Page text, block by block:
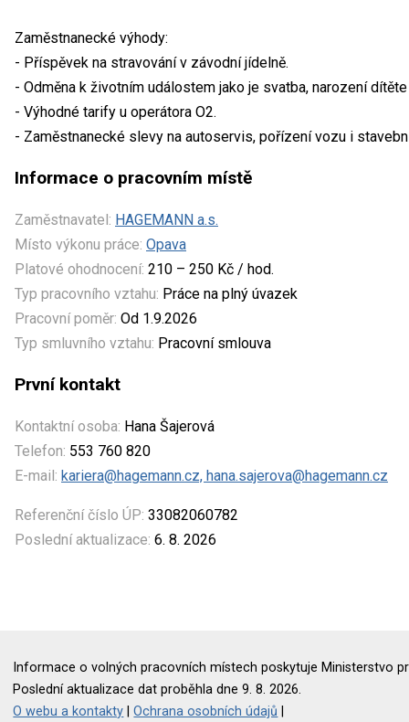
Zaměstnanecké výhody:
- Příspěvek na stravování v závodní jídelně.
- Odměna k životním událostem jako je svatba, narození
- Výhodné tarify u operátora O2.
- Zaměstnanecké slevy na autoservis, pořízení vozu i
Informace o pracovním místě
Zaměstnavatel: HAGEMANN a.s.
Místo výkonu práce: Opava
Platové ohodnocení: 210 – 250 Kč / hod.
Typ pracovního vztahu: Práce na plný úvazek
Pracovní poměr: Od 1.9.2026
Typ smluvního vztahu: Pracovní smlouva
První kontakt
Kontaktní osoba: Hana Šajerová
Telefon: 553 760 820
E-mail: kariera@hagemann.cz, hana.sajerova@hagemann.cz
Referenční číslo ÚP: 33082060782
Poslední aktualizace: 6. 8. 2026
Informace o volných pracovních místech poskytuje Ministerstvo
Poslední aktualizace dat proběhla dne 9. 8. 2026.
O webu a kontakty |Ochrana osobních údajů